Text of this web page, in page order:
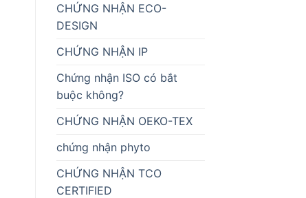
CHỨNG NHẬN ECO-
DESIGN
CHỨNG NHẬN IP
Chứng nhận ISO có bắt
buộc không?
CHỨNG NHẬN OEKO-TEX
chứng nhận phyto
CHỨNG NHẬN TCO
CERTIFIED